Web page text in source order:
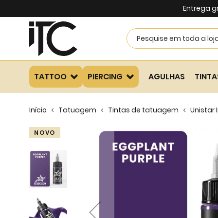
Entrega
TATTOO PIERCING AGULHAS
Início Tatuagem Tintas de tatuagem Unistar
Skip
the
the
images
gallery
NOVO